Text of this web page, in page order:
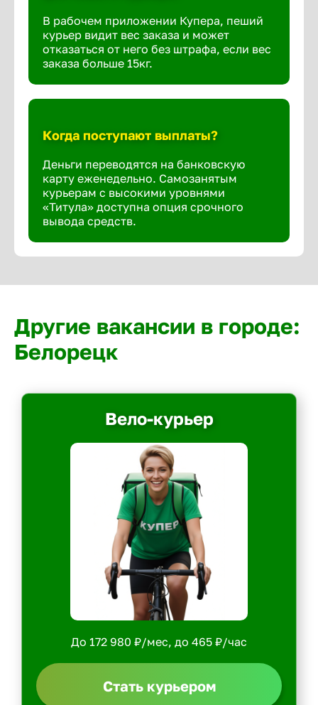
В рабочем приложении Купера, пеший
курьер видит вес заказа и может
отказаться от него без штрафа, если вес
заказа больше 15кг.
Когда поступают выплаты?
Деньги переводятся на банковскую
карту еженедельно. Самозанятым
курьерам с высокими уровнями
«Титула» доступна опция срочного
вывода средств.
Другие вакансии в городе:
Белорецк
Вело-курьер
До 172 980 ₽/мес, до 465 ₽/час
Стать курьером